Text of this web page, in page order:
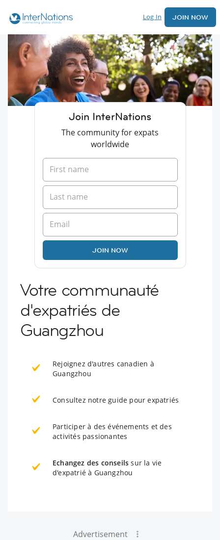
Log In JOIN NOW
Join InterNations
The community for expats
worldwide
JOIN NOW
Votre communauté
d'expatriés de
Guangzhou
Rejoignez d'autres canadien à
Guangzhou
Consultez notre guide pour expatriés
Participer à des événements et des
activités passionantes
Echangez des conseils sur la vie
d'expatrié à Guangzhou
Advertisement